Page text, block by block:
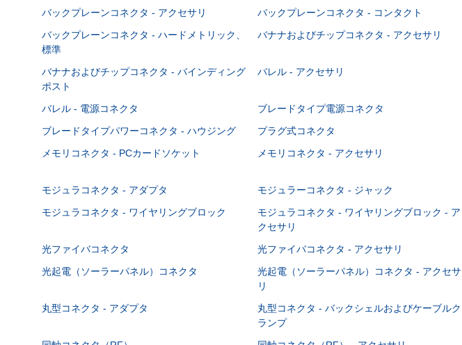
バックプレーンコネクタ - アクセサリ
バックプレーンコネクタ - コンタクト
バックプレーンコネクタ - ハードメトリック、
標準
バナナおよびチップコネクタ - アクセサリ
バナナおよびチップコネクタ - バインディング
ポスト
バレル - アクセサリ
バレル - 電源コネクタ ブレードタイプ電源コネクタ
ブレードタイプパワーコネクタ - ハウジング
プラグ式コネクタ
メモリコネクタ - PCカードソケット
メモリコネクタ - アクセサリ
モジュラコネクタ - アダプタ モジュラーコネクタ - ジャック
モジュラコネクタ - ワイヤリングブロック
モジュラコネクタ - ワイヤリングブロック - ア
クセサリ
光ファイバコネクタ 光ファイバコネクタ - アクセサリ
光起電（ソーラーパネル）コネクタ
光起電（ソーラーパネル）コネクタ - アクセサ
リ
丸型コネクタ - アダプタ
丸型コネクタ - バックシェルおよびケーブルク
ランプ